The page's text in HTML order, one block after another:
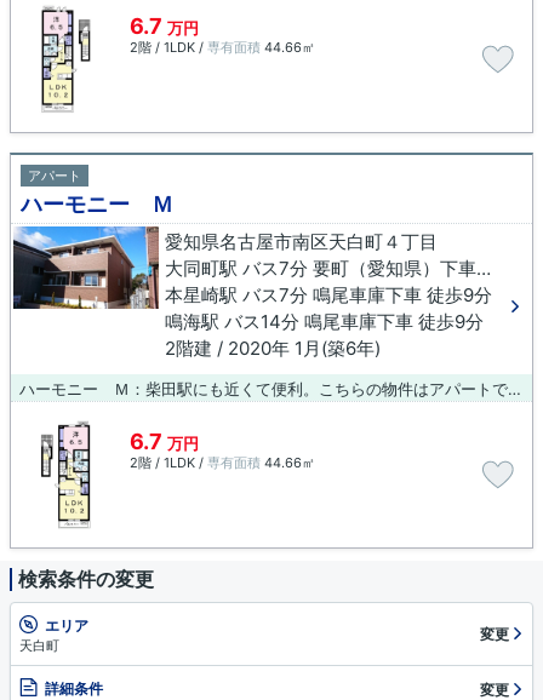
6.7 万円
2階 / 1LDK / 専有面積 44.66㎡
アパート
ハーモニー Ｍ
愛知県名古屋市南区天白町４丁目
大同町駅 バス7分 要町（愛知県）下車 徒歩9分
本星崎駅 バス7分 鳴尾車庫下車 徒歩9分
鳴海駅 バス14分 鳴尾車庫下車 徒歩9分
2階建 / 2020年 1月(築6年)
ハーモニー Ｍ：柴田駅にも近くて便利。こちらの物件はアパートです。充実の設備と綺麗な室内を兼ね備えた、2020年築の物件です。快適な暮らしをするなら名古屋市南区までのお引越を提案いたします。住環境が充実しているため、利便性の高い暮らしができます。お客様のご希望に適した物件のご紹介をいたしますので、ぜひ当社にお任せ下さい。
6.7 万円
2階 / 1LDK / 専有面積 44.66㎡
検索条件の変更
エリア
天白町
変更
詳細条件 変更